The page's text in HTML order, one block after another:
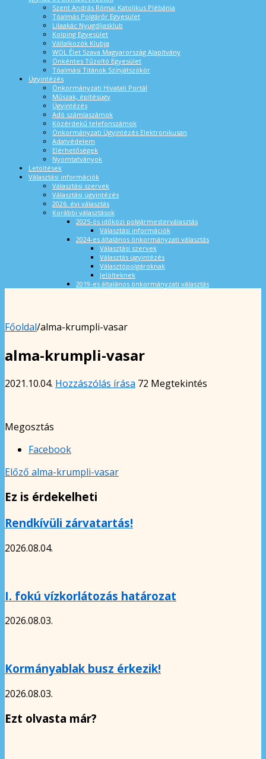
Szent András Római Katolikus Plébánia
Tóalmás Polgárőr Egyesület
Lilaakác Nyugdíjasklub
Kolping Egyesület
Vállalkozók Klubja
WOL Élet Szava Magyarország Alapítvány
Önkéntes Tűzoltó Egyesület
Tóalmási Titánok Színjátszókör
Ügyintézés
Önkormányzati Hivatali Portál
Műszak, építésügy
Ügyintézés
Adó számlaszámok
Közérdekű telefonszámok
Önkormányzati Ügyintézés Elektronikusan
Adatvédelem
Elérhetőségek
Nyomtatványok
Letöltések
Választási információk
Választási szervek
Választási ügyintézés
2026. évi választás
Korábbi választások
2025-ös időközi polgármesterválasztás
Választási információk
2024-es általános önkormányzati választás
Választási szervek
Választás ügyintézés
Választópolgároknak
Jelölteknek
2019-es általános önkormányzati választás
Főoldal/alma-krumpli-vasar
alma-krumpli-vasar
2021.10.04. Hozzászólás írása 72 Megtekintés
Megosztás
Facebook
Előző alma-krumpli-vasar
Ez is érdekelheti
Rendkívüli zárvatartás!
2026.08.04.
I. fokú vízkorlátozás határozat
2026.08.03.
Kormányablak busz érkezik!
2026.08.03.
Ezt olvasta már?